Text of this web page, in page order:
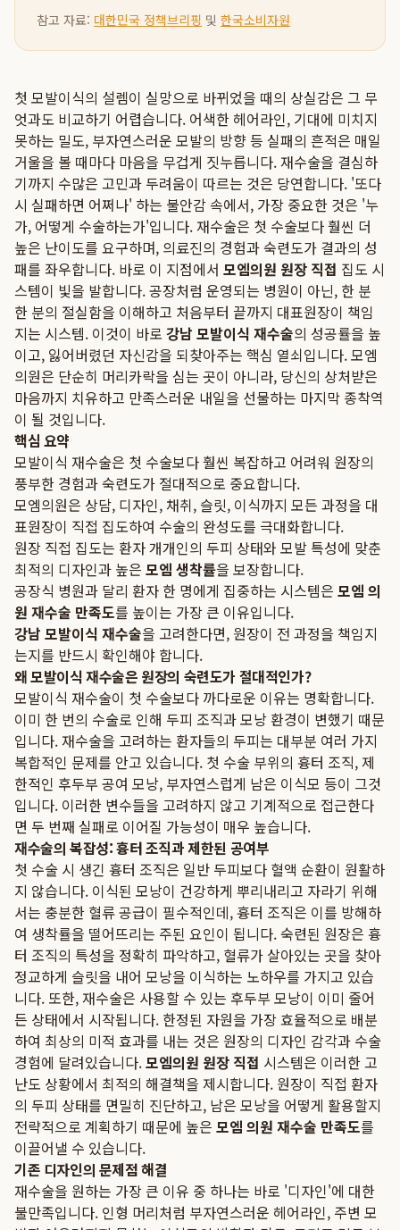
참고 자료: 대한민국 정책브리핑 및 한국소비자원
첫 모발이식의 설렘이 실망으로 바뀌었을 때의 상실감은 그 무
엇과도 비교하기 어렵습니다. 어색한 헤어라인, 기대에 미치지
못하는 밀도, 부자연스러운 모발의 방향 등 실패의 흔적은 매일
거울을 볼 때마다 마음을 무겁게 짓누릅니다. 재수술을 결심하
기까지 수많은 고민과 두려움이 따르는 것은 당연합니다. '또다
시 실패하면 어쩌나' 하는 불안감 속에서, 가장 중요한 것은 '누
가, 어떻게 수술하는가'입니다. 재수술은 첫 수술보다 훨씬 더
높은 난이도를 요구하며, 의료진의 경험과 숙련도가 결과의 성
패를 좌우합니다. 바로 이 지점에서 모엠의원 원장 직접 집도 시
스템이 빛을 발합니다. 공장처럼 운영되는 병원이 아닌, 한 분
한 분의 절실함을 이해하고 처음부터 끝까지 대표원장이 책임
지는 시스템. 이것이 바로 강남 모발이식 재수술의 성공률을 높
이고, 잃어버렸던 자신감을 되찾아주는 핵심 열쇠입니다. 모엠
의원은 단순히 머리카락을 심는 곳이 아니라, 당신의 상처받은
마음까지 치유하고 만족스러운 내일을 선물하는 마지막 종착역
이 될 것입니다.
핵심 요약
모발이식 재수술은 첫 수술보다 훨씬 복잡하고 어려워 원장의
풍부한 경험과 숙련도가 절대적으로 중요합니다.
모엠의원은 상담, 디자인, 채취, 슬릿, 이식까지 모든 과정을 대
표원장이 직접 집도하여 수술의 완성도를 극대화합니다.
원장 직접 집도는 환자 개개인의 두피 상태와 모발 특성에 맞춘
최적의 디자인과 높은 모엠 생착률을 보장합니다.
공장식 병원과 달리 환자 한 명에게 집중하는 시스템은 모엠 의
원 재수술 만족도를 높이는 가장 큰 이유입니다.
강남 모발이식 재수술을 고려한다면, 원장이 전 과정을 책임지
는지를 반드시 확인해야 합니다.
왜 모발이식 재수술은 원장의 숙련도가 절대적인가?
모발이식 재수술이 첫 수술보다 까다로운 이유는 명확합니다.
이미 한 번의 수술로 인해 두피 조직과 모낭 환경이 변했기 때문
입니다. 재수술을 고려하는 환자들의 두피는 대부분 여러 가지
복합적인 문제를 안고 있습니다. 첫 수술 부위의 흉터 조직, 제
한적인 후두부 공여 모낭, 부자연스럽게 남은 이식모 등이 그것
입니다. 이러한 변수들을 고려하지 않고 기계적으로 접근한다
면 두 번째 실패로 이어질 가능성이 매우 높습니다.
재수술의 복잡성: 흉터 조직과 제한된 공여부
첫 수술 시 생긴 흉터 조직은 일반 두피보다 혈액 순환이 원활하
지 않습니다. 이식된 모낭이 건강하게 뿌리내리고 자라기 위해
서는 충분한 혈류 공급이 필수적인데, 흉터 조직은 이를 방해하
여 생착률을 떨어뜨리는 주된 요인이 됩니다. 숙련된 원장은 흉
터 조직의 특성을 정확히 파악하고, 혈류가 살아있는 곳을 찾아
정교하게 슬릿을 내어 모낭을 이식하는 노하우를 가지고 있습
니다. 또한, 재수술은 사용할 수 있는 후두부 모낭이 이미 줄어
든 상태에서 시작됩니다. 한정된 자원을 가장 효율적으로 배분
하여 최상의 미적 효과를 내는 것은 원장의 디자인 감각과 수술
경험에 달려있습니다.모엠의원 원장 직접 시스템은 이러한 고
난도 상황에서 최적의 해결책을 제시합니다. 원장이 직접 환자
의 두피 상태를 면밀히 진단하고, 남은 모낭을 어떻게 활용할지
전략적으로 계획하기 때문에 높은 모엠 의원 재수술 만족도를
이끌어낼 수 있습니다.
기존 디자인의 문제점 해결
재수술을 원하는 가장 큰 이유 중 하나는 바로 '디자인'에 대한
불만족입니다. 인형 머리처럼 부자연스러운 헤어라인, 주변 모